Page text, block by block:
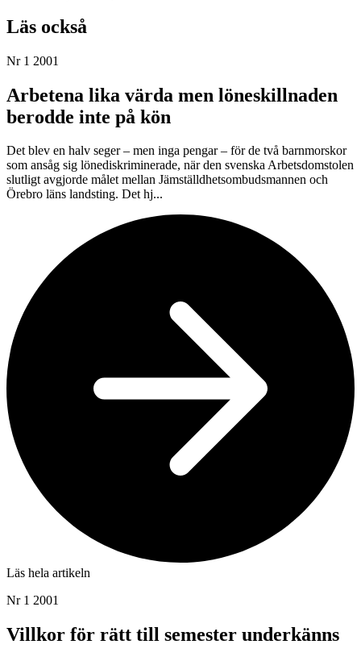
Läs också
Nr 1 2001
Arbetena lika värda men löneskillnaden
berodde inte på kön
Det blev en halv seger – men inga pengar – för de två barnmorskor
som ansåg sig lönediskriminerade, när den svenska Arbetsdomstolen
slutligt avgjorde målet mellan Jämställdhetsombudsmannen och
Örebro läns landsting. Det hj...
Läs hela artikeln
Nr 1 2001
Villkor för rätt till semester underkänns